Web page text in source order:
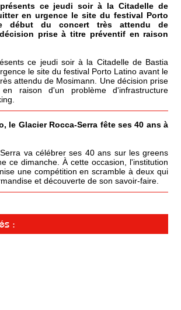
ce jeudi soir à la Citadelle de
en urgence le site du festival Porto
début du concert très attendu de
prise à titre préventif en raison
ce jeudi soir à la Citadelle de Bastia
le site du festival Porto Latino avant le
attendu de Mosimann. Une décision prise
raison d'un problème d'infrastructure
le Glacier Rocca-Serra fête ses 40 ans à
va célébrer ses 40 ans sur les greens
ce dimanche. À cette occasion, l'institution
une compétition en scramble à deux qui
et découverte de son savoir-faire.
: